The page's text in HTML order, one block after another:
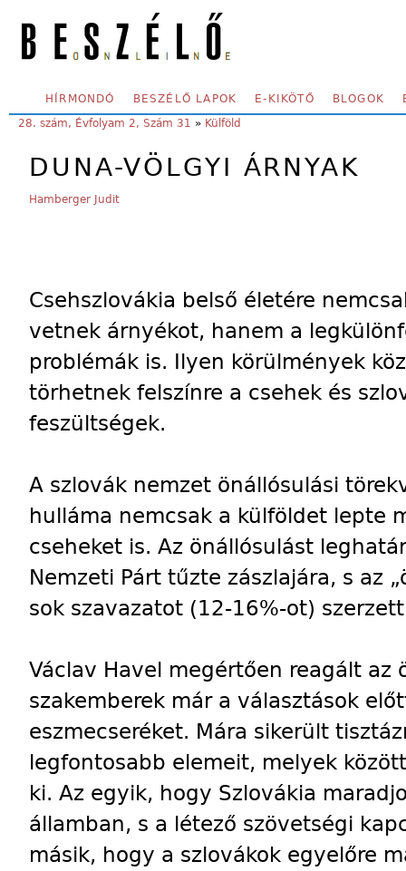
SECONDARY MENU
HÍRMONDÓ BESZÉLŐ LAPOK E-KIKÖTŐ BLOGOK
YOU ARE HERE:
28. szám, Évfolyam 2, Szám 31 » Külföld
DUNA-VÖLGYI ÁRNYAK
Hamberger Judit
Csehszlovákia belső életére
vetnek árnyékot, hanem a
problémák is. Ilyen körülmények
törhetnek felszínre a csehek és
feszültségek.
A szlovák nemzet önállósulási
hulláma nemcsak a külföldet lepte
cseheket is. Az önállósulást
Nemzeti Párt tűzte zászlajára, s az
sok szavazatot (12-16%-ot)
Václav Havel megértően reagált az
szakemberek már a választások
eszmecseréket. Mára sikerült
legfontosabb elemeit, melyek
ki. Az egyik, hogy Szlovákia
államban, s a létező szövetségi
másik, hogy a szlovákok egyelőre